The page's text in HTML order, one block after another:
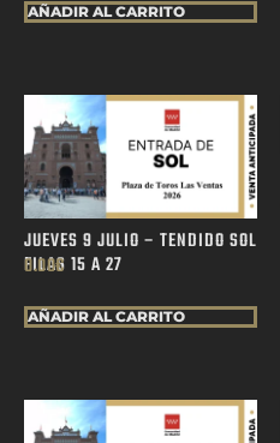
AÑADIR AL CARRITO
JUEVES 9 JULIO – TENDIDO SOL
FILAS 15 A 27
0.00€
AÑADIR AL CARRITO